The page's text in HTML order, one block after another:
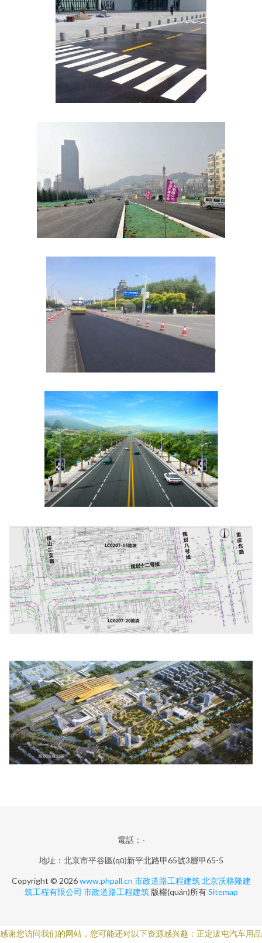
電話：-
地址：北京市平谷區(qū)新平北路甲65號3層甲65-5
Copyright © 2026www.phpall.cn 市政道路工程建筑 北京沃格隆建
筑工程有限公司 市政道路工程建筑版權(quán)所有Sitemap
感谢您访问我们的网站，您可能还对以下资源感兴趣：正定泼屯汽车用品